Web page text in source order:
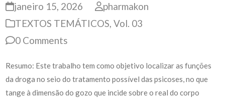
janeiro 15, 2026
pharmakon
TEXTOS TEMÁTICOS,Vol. 03
0 Comments
Resumo: Este trabalho tem como objetivo localizar as funções
da droga no seio do tratamento possível das psicoses, no que
tange à dimensão do gozo que incide sobre o real do corpo